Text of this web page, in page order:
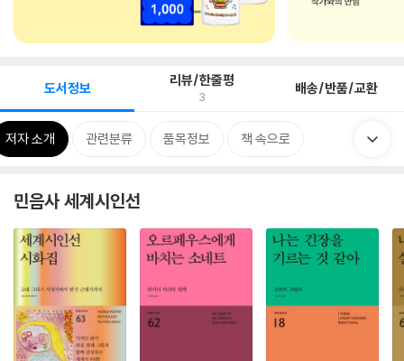
도서정보 리뷰/한줄평
3 배송/반품/교환
저자 소개 관련분류 품목정보 책 속으로
민음사 세계시인선